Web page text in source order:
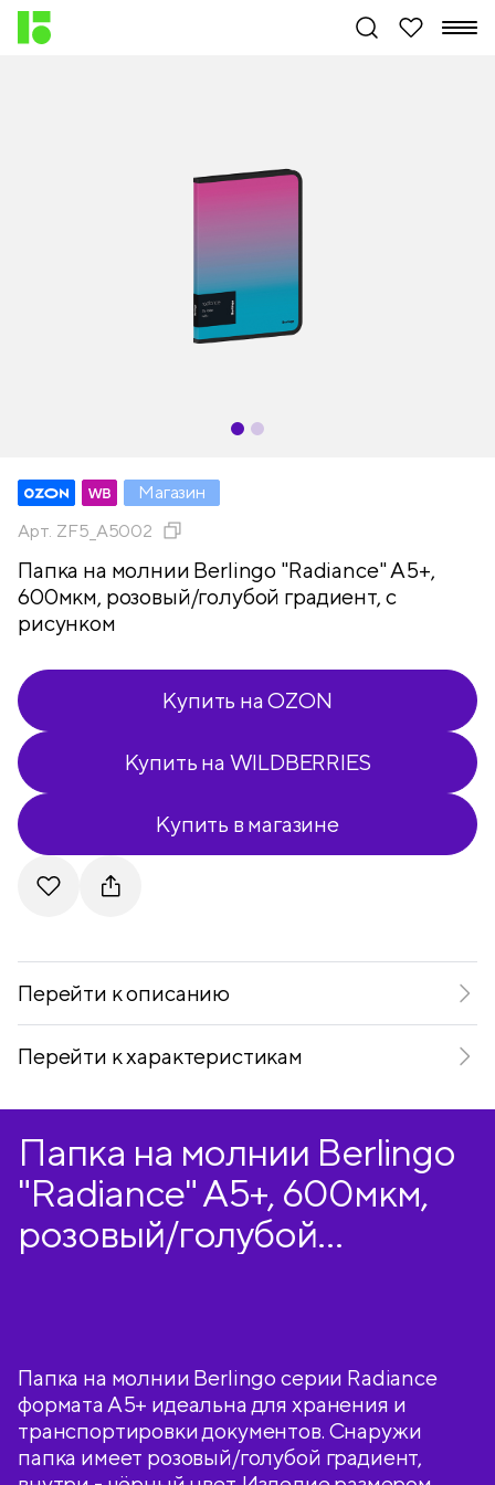
Магазин
Арт. ZF5_A5002
Папка на молнии Berlingo "Radiance" А5+,
600мкм, розовый/голубой градиент, с
рисунком
Купить на OZON
Купить на WILDBERRIES
Купить в магазине
Перейти к описанию
Перейти к характеристикам
Папка на молнии Berlingo
"Radiance" А5+, 600мкм,
розовый/голубой
Папка на молнии Berlingo серии Radiance
формата А5+ идеальна для хранения и
транспортировки документов. Снаружи
папка имеет розовый/голубой градиент,